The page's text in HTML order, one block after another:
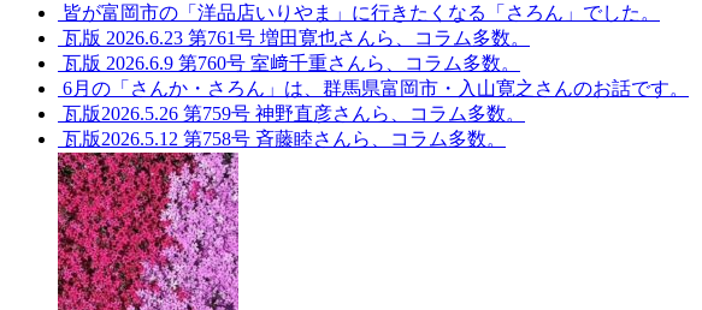
皆が富岡市の「洋品店いりやま」に行きたくなる「さろん」でした。
瓦版 2026.6.23 第761号 増田寛也さんら、コラム多数。
瓦版 2026.6.9 第760号 室﨑千重さんら、コラム多数。
6月の「さんか・さろん」は、群馬県富岡市・入山寛之さんのお話です。
瓦版2026.5.26 第759号 神野直彦さんら、コラム多数。
瓦版2026.5.12 第758号 斉藤睦さんら、コラム多数。